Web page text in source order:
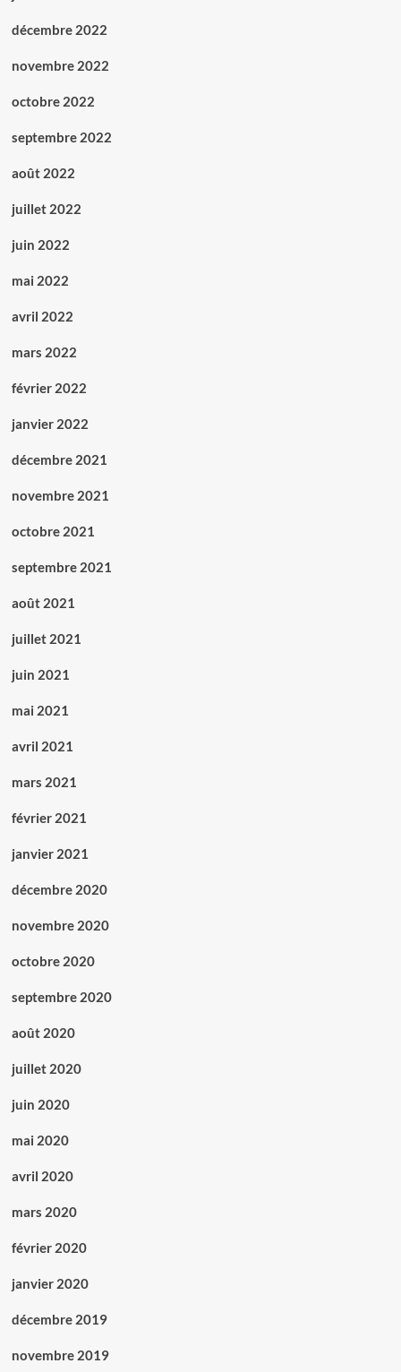
décembre 2022
novembre 2022
octobre 2022
septembre 2022
août 2022
juillet 2022
juin 2022
mai 2022
avril 2022
mars 2022
février 2022
janvier 2022
décembre 2021
novembre 2021
octobre 2021
septembre 2021
août 2021
juillet 2021
juin 2021
mai 2021
avril 2021
mars 2021
février 2021
janvier 2021
décembre 2020
novembre 2020
octobre 2020
septembre 2020
août 2020
juillet 2020
juin 2020
mai 2020
avril 2020
mars 2020
février 2020
janvier 2020
décembre 2019
novembre 2019